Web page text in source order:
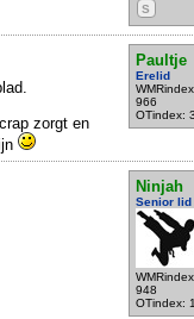
S
Paultje
Erelid
966
OTindex:
zorgt en
Ninjah
Senior lid
948
OTindex: